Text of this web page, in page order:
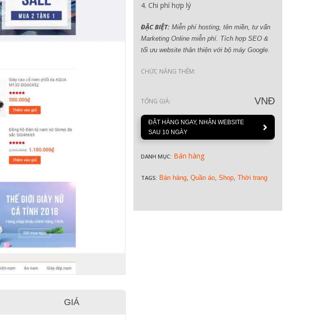
GIÁ
Chi phí hợp lý
ĐẶC BIỆT: Miễn phí hosting, tên miền, tư vấn
Marketing Online miễn phí. Tích hợp SEO &
tối ưu website thân thiện với bộ máy Google.
CHỨC NĂNG THÊM:
TỔNG GIÁ: VNĐ
ĐẶT HÀNG NGAY, NHẬN WEBSITE
SAU 10 NGÀY
DANH MỤC: Bán hàng
TAGS: Bán hàng, Quần áo, Shop, Thời trang